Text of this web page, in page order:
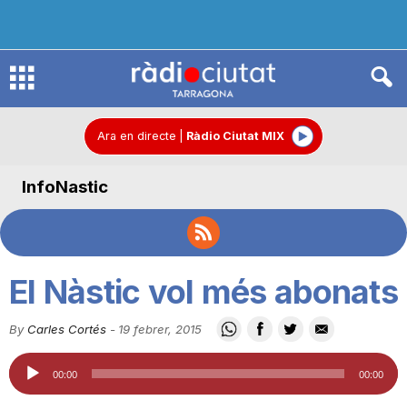
R
d
C
Ara en directe Ràdio Ciutat MIX
InfoNastic
El Nàstic vol més abonats
By Carles Cortés - 19 febrer, 2015
Reproductor
d'àudio
00:00 00:00